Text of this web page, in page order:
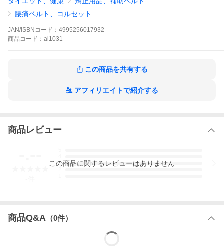
な病院や整骨院等納品しています。
【関連ワード】
レディース メンズ プレゼント 母の日 父の日 ギフト 腰痛サポート
ベルト 贈り物 敬老の日 ポイント消化 産後 産前 産前産後 ダイエ
ット 腰椎コルセット 骨盤ベルト 骨盤バンド 腰痛コルセット サポ
00 お腹引き締め 妊婦 初期 子供 大人 口コミ ソフト 生理痛 下腹
苦しくない 蒸れない 立ち仕事 椎間板ヘルニア 防止 二重 薄い ス
ゴム 女性 大きい サイズ 腰痛 骨盤矯正ベルト 爆買
腰痛ベルト、コルセット
JAN/ISBNコード： 4995256017932
商品 コード： ai1031
この商品を共有する
アフィリエイトで紹介する
商品レビュー
3
この商品に関するレビューはありません
商品Q&A （0件）